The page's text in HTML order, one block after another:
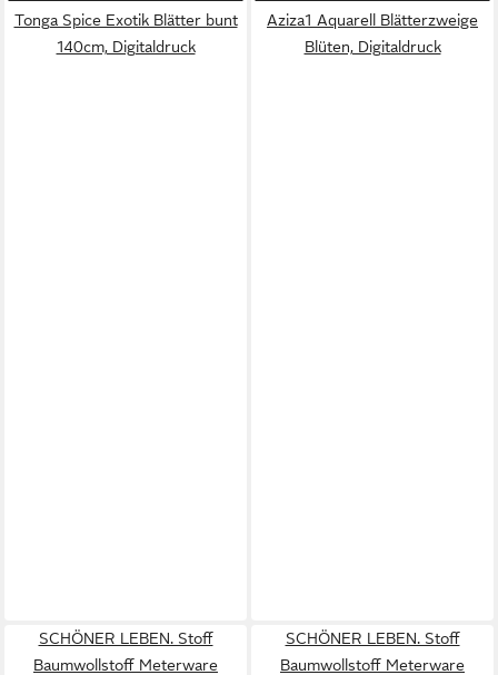
Tonga Spice Exotik Blätter bunt
140cm, Digitaldruck
Aziza1 Aquarell Blätterzweige
Blüten, Digitaldruck
SCHÖNER LEBEN. Stoff
Baumwollstoff Meterware
SCHÖNER LEBEN. Stoff
Baumwollstoff Meterware